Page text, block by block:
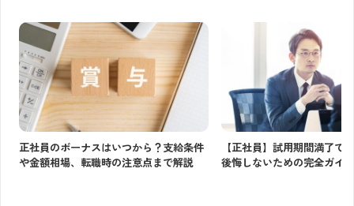
正社員のボーナスはいつから？支給条件
や金額相場、転職時の注意点まで解説
【正社員】試用期間満了で
後悔しないための完全ガイド